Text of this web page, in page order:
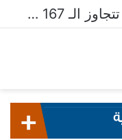
مكاسب البورصة المصرية تتجاوز الـ 167 مليار جنيه خلال أسبوع